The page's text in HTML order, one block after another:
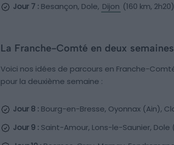
Jour 7 : Besançon, Dole, Dijon (160 km,
La Franche-Comté en deux semaines
Voici nos idées de parcours en Franche-
pour la deuxième semaine :
Jour 8 : Bourg-en-Bresse, Oyonnax (Ain),
Jour 9 : Saint-Amour, Lons-le-Saunier, Dole